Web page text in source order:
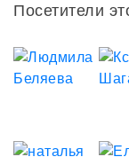
Посетители